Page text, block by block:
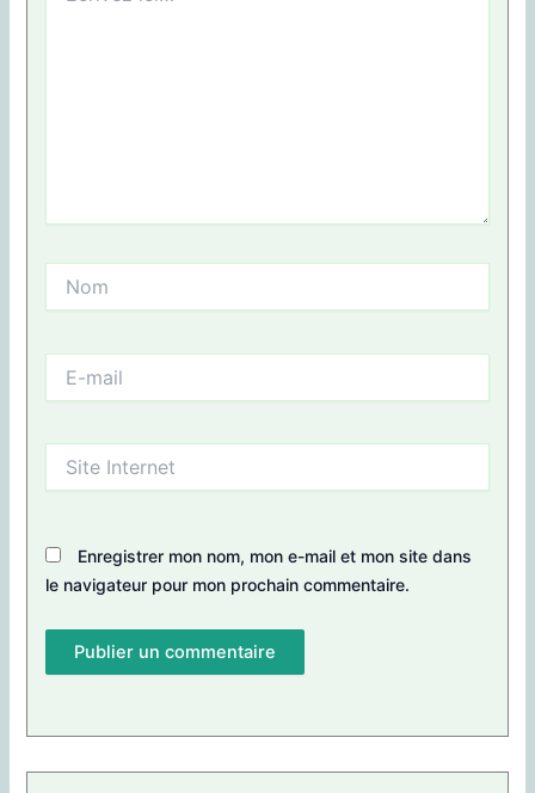
mail
Internet
Enregistrer mon nom, mon e-mail et mon site dans
le navigateur pour mon prochain commentaire.